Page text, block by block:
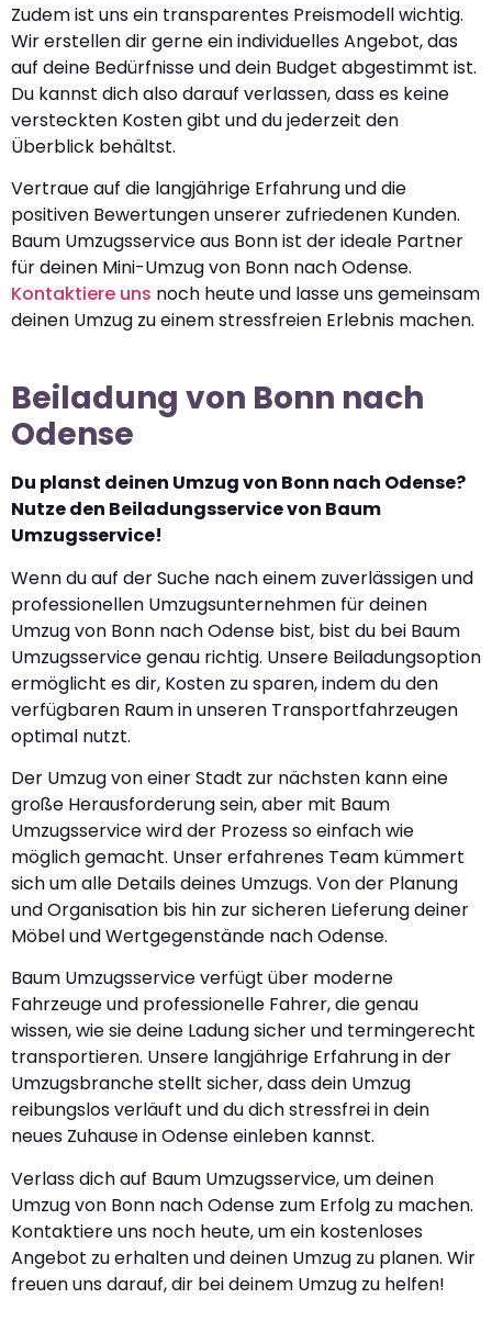
Zudem ist uns ein transparentes Preismodell wichtig.
Wir erstellen dir gerne ein individuelles Angebot, das
auf deine Bedürfnisse und dein Budget abgestimmt ist.
Du kannst dich also darauf verlassen, dass es keine
versteckten Kosten gibt und du jederzeit den
Überblick behältst.
Vertraue auf die langjährige Erfahrung und die
positiven Bewertungen unserer zufriedenen Kunden.
Baum Umzugsservice aus Bonn ist der ideale Partner
für deinen Mini-Umzug von Bonn nach Odense.
Kontaktiere uns noch heute und lasse uns gemeinsam
deinen Umzug zu einem stressfreien Erlebnis machen.
Beiladung von Bonn nach
Odense
Du planst deinen Umzug von Bonn nach Odense?
Nutze den Beiladungsservice von Baum
Umzugsservice!
Wenn du auf der Suche nach einem zuverlässigen und
professionellen Umzugsunternehmen für deinen
Umzug von Bonn nach Odense bist, bist du bei Baum
Umzugsservice genau richtig. Unsere Beiladungsoption
ermöglicht es dir, Kosten zu sparen, indem du den
verfügbaren Raum in unseren Transportfahrzeugen
optimal nutzt.
Der Umzug von einer Stadt zur nächsten kann eine
große Herausforderung sein, aber mit Baum
Umzugsservice wird der Prozess so einfach wie
möglich gemacht. Unser erfahrenes Team kümmert
sich um alle Details deines Umzugs. Von der Planung
und Organisation bis hin zur sicheren Lieferung deiner
Möbel und Wertgegenstände nach Odense.
Baum Umzugsservice verfügt über moderne
Fahrzeuge und professionelle Fahrer, die genau
wissen, wie sie deine Ladung sicher und termingerecht
transportieren. Unsere langjährige Erfahrung in der
Umzugsbranche stellt sicher, dass dein Umzug
reibungslos verläuft und du dich stressfrei in dein
neues Zuhause in Odense einleben kannst.
Verlass dich auf Baum Umzugsservice, um deinen
Umzug von Bonn nach Odense zum Erfolg zu machen.
Kontaktiere uns noch heute, um ein kostenloses
Angebot zu erhalten und deinen Umzug zu planen. Wir
freuen uns darauf, dir bei deinem Umzug zu helfen!